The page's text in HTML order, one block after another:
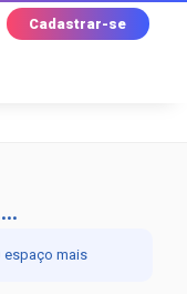
Cadastrar-se
espaço mais